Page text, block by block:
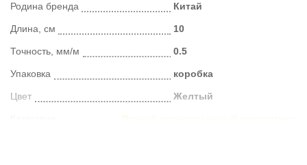
Родина бренда Китай
Длина, см 10
Точность, мм/м 0.5
Упаковка коробка
Цвет Желтый
Ручной измерительный инструмент